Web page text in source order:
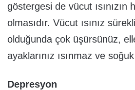
göstergesi de vücut ısınızın
olmasıdır. Vücut ısınız
olduğunda çok üşürsünüz,
ayaklarınız ısınmaz ve
Depresyon